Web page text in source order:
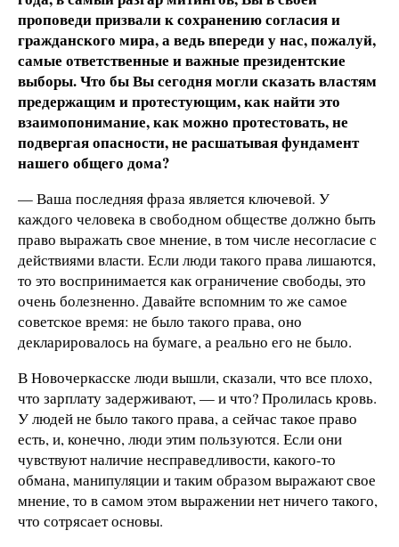
проповеди призвали к сохранению согласия и
гражданского мира, а ведь впереди у нас, пожалуй,
самые ответственные и важные президентские
выборы. Что бы Вы сегодня могли сказать властям
предержащим и протестующим, как найти это
взаимопонимание, как можно протестовать, не
подвергая опасности, не расшатывая фундамент
нашего общего дома?
— Ваша последняя фраза является ключевой. У
каждого человека в свободном обществе должно быть
право выражать свое мнение, в том числе несогласие с
действиями власти. Если люди такого права лишаются,
то это воспринимается как ограничение свободы, это
очень болезненно. Давайте вспомним то же самое
советское время: не было такого права, оно
декларировалось на бумаге, а реально его не было.
В Новочеркасске люди вышли, сказали, что все плохо,
что зарплату задерживают, — и что? Пролилась кровь.
У людей не было такого права, а сейчас такое право
есть, и, конечно, люди этим пользуются. Если они
чувствуют наличие несправедливости, какого-то
обмана, манипуляции и таким образом выражают свое
мнение, то в самом этом выражении нет ничего такого,
что сотрясает основы.